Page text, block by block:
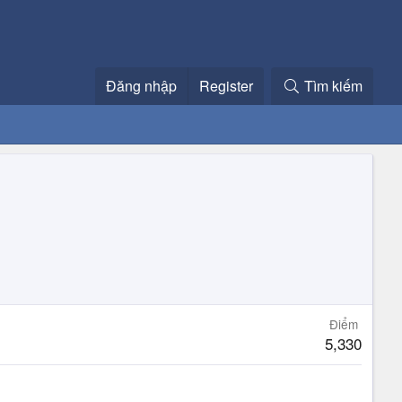
Đăng nhập Register Tìm kiếm
Điểm
5,330